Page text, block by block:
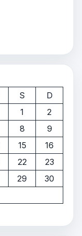
S
D
1
2
8
9
15
16
22
23
29
30